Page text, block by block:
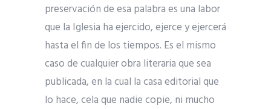
preservación de esa palabra es una labor
que la Iglesia ha ejercido, ejerce y ejercerá
hasta el fin de los tiempos. Es el mismo
caso de cualquier obra literaria que sea
publicada, en la cual la casa editorial que
lo hace, cela que nadie copie, ni mucho